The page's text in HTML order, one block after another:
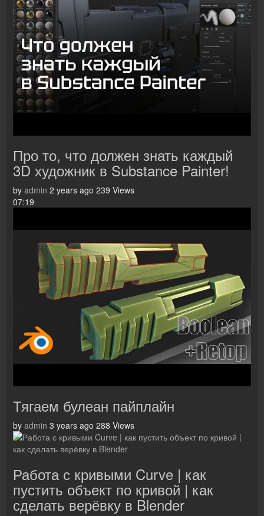
Про то, что должен знать каждый
3D художник в Substance Painter!
by admin 2 years ago 239 Views
07:19
Тягаем булеан пайплайн
by admin 3 years ago 288 Views
Работа с кривыми Curve | как
пустить объект по кривой | как
сделать верёвку в Blender